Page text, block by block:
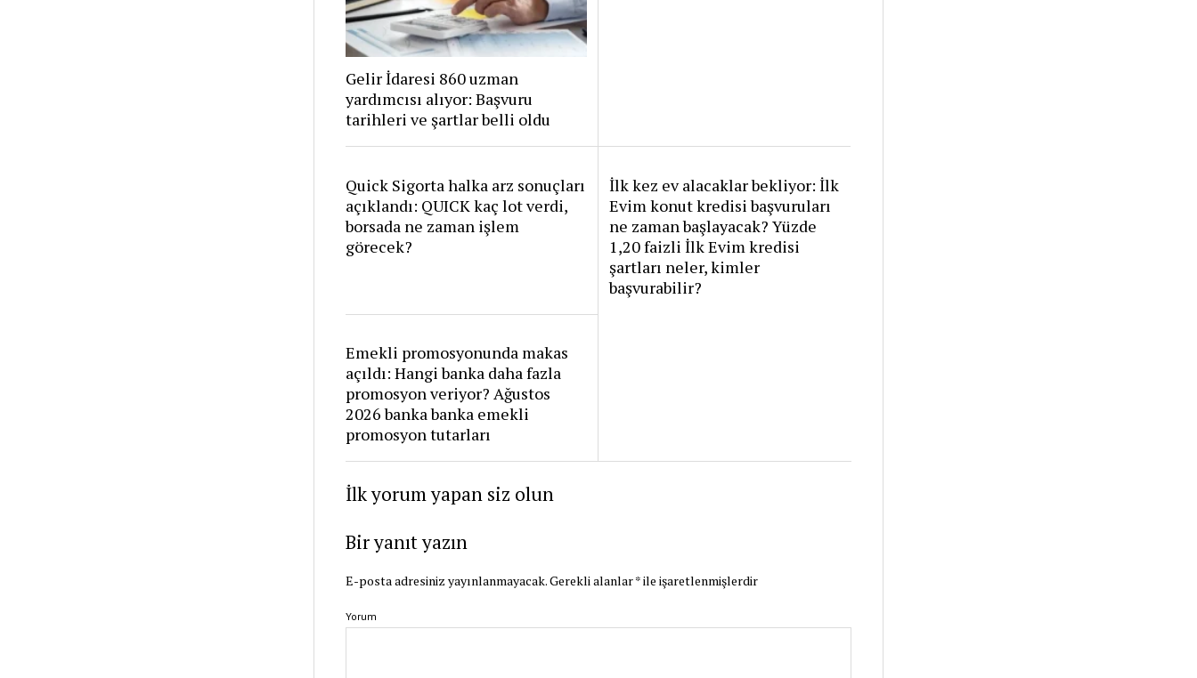
Gelir İdaresi 860 uzman
yardımcısı alıyor: Başvuru
tarihleri ve şartlar belli oldu
Quick Sigorta halka arz sonuçları
açıklandı: QUICK kaç lot verdi,
borsada ne zaman işlem
görecek?
İlk kez ev alacaklar bekliyor: İlk
Evim konut kredisi başvuruları
ne zaman başlayacak? Yüzde
1,20 faizli İlk Evim kredisi
şartları neler, kimler
başvurabilir?
Emekli promosyonunda makas
açıldı: Hangi banka daha fazla
promosyon veriyor? Ağustos
2026 banka banka emekli
promosyon tutarları
İlk yorum yapan siz olun
Bir yanıt yazın
E-posta adresiniz yayınlanmayacak.Gerekli alanlar*ile işaretlenmişlerdir
Yorum